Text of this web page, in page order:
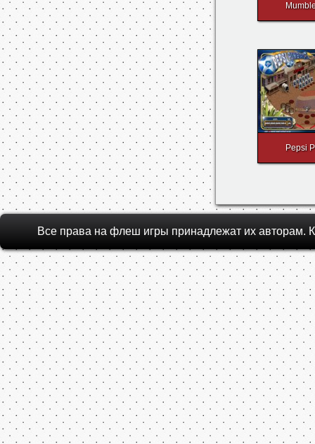
Pepsi
Все права на флеш игры принадлежат их